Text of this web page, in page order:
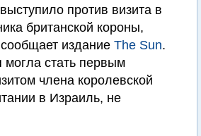
против визита в
британской короны,
издание The Sun.
могла стать первым
члена королевской
в Израиль, не